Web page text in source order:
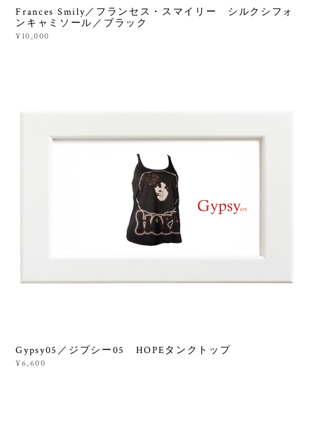
Frances Smily／フランセス・スマイリー シルクシフォ
ンキャミソール／ブラック
¥10,000
Gypsy05／ジプシー05 HOPEタンクトップ
¥6,600